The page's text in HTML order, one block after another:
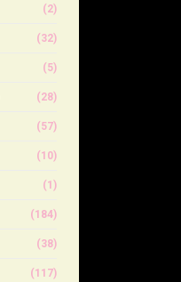
(2)
(32)
(5)
(28)
(57)
(10)
(1)
(184)
(38)
(117)